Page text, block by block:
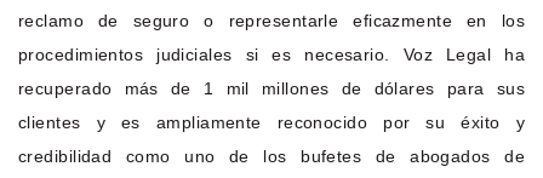
reclamo de seguro o representarle eficazmente en los
procedimientos judiciales si es necesario. Voz Legal ha
recuperado más de 1 mil millones de dólares para sus
clientes y es ampliamente reconocido por su éxito y
credibilidad como uno de los bufetes de abogados de